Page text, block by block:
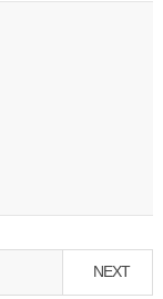
NEXT